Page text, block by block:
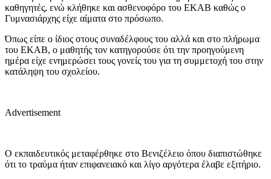
καθηγητές, ενώ κλήθηκε και ασθενοφόρο του ΕΚΑΒ καθώς ο
Γυμνασιάρχης είχε αίματα στο πρόσωπο.
Όπως είπε ο ίδιος στους συναδέλφους του αλλά και στο πλήρωμα
του ΕΚΑΒ, ο μαθητής τον κατηγορούσε ότι την προηγούμενη
ημέρα είχε ενημερώσει τους γονείς του για τη συμμετοχή του στην
κατάληψη του σχολείου.
Advertisement
Ο εκπαιδευτικός μεταφέρθηκε στο Βενιζέλειο όπου διαπιστώθηκε
ότι το τραύμα ήταν επιφανειακό και λίγο αργότερα έλαβε εξιτήριο.